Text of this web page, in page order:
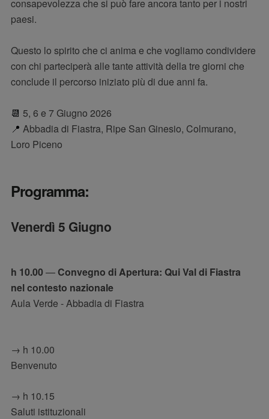
consapevolezza che si può fare ancora tanto per i nostri
paesi.
Questo lo spirito che ci anima e che vogliamo condividere
con chi parteciperà alle tante attività della tre giorni che
conclude il percorso iniziato più di due anni fa.
📆 5, 6 e 7 Giugno 2026
📍 Abbadia di Fiastra, Ripe San Ginesio, Colmurano,
Loro Piceno
Programma:
Venerdì 5 Giugno
h 10.00 — Convegno di Apertura: Qui Val di Fiastra
nel contesto nazionale
Aula Verde - Abbadia di Fiastra
→ h 10.00
Benvenuto
→ h 10.15
Saluti istituzionali